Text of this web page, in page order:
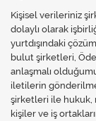
Kişisel verileriniz
dolaylı olarak
yurtdışındaki
bulut şirketleri,
anlaşmalı
iletilerin
şirketleri ile hukuk,
kişiler ve iş